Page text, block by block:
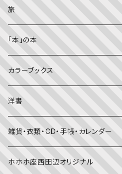
理科
料理・食育
しかけ絵本
児童書
大人の方に
季節・行事の絵本
春
夏
赤ちゃん（０・１・２歳向け）絵本
文字のない絵本
趣味
ライフスタイル・生き方
子育て
ZINE
美術・画集・図録
音楽
写真集
デザイン
ファッション
映画
旅
「本」の本
カラーブックス
洋書
雑貨・衣類・CD・手帳・カレンダー
靴下
ホホホ座西田辺オリジナル